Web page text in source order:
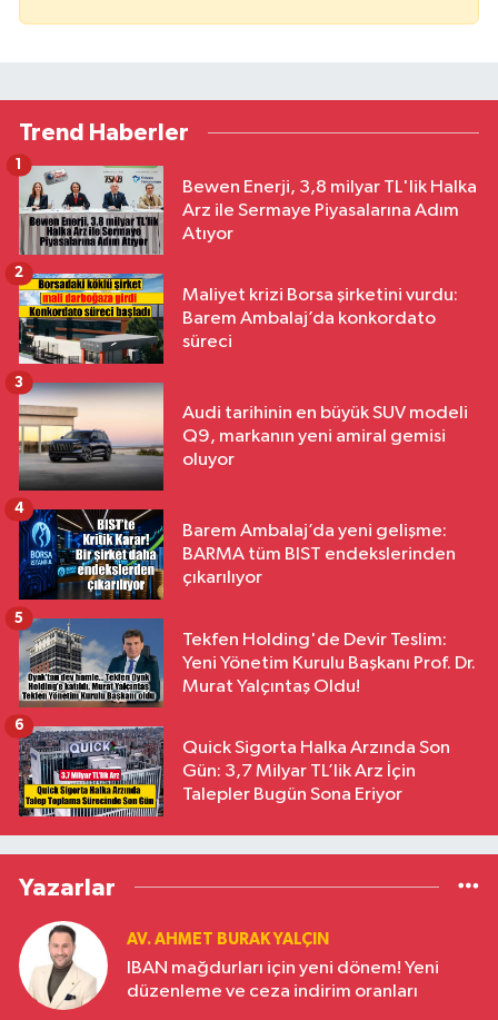
Trend Haberler
Bewen Enerji, 3,8 milyar TL'lik Halka
Arz ile Sermaye Piyasalarına Adım
Atıyor
1
Maliyet krizi Borsa şirketini vurdu:
Barem Ambalaj’da konkordato
süreci
2
Audi tarihinin en büyük SUV modeli
Q9, markanın yeni amiral gemisi
oluyor
3
Barem Ambalaj’da yeni gelişme:
BARMA tüm BIST endekslerinden
çıkarılıyor
4
Tekfen Holding'de Devir Teslim:
Yeni Yönetim Kurulu Başkanı Prof. Dr.
Murat Yalçıntaş Oldu!
5
Quick Sigorta Halka Arzında Son
Gün: 3,7 Milyar TL’lik Arz İçin
Talepler Bugün Sona Eriyor
6
Yazarlar
AV. AHMET BURAK YALÇIN
IBAN mağdurları için yeni dönem! Yeni
düzenleme ve ceza indirim oranları